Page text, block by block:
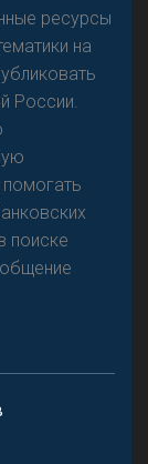
ресурсы
на
России.
поиске